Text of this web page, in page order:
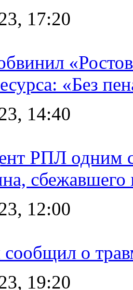
17:20
«Без
14:40
РПЛ одним
сбежавшего
12:00
о
19:20